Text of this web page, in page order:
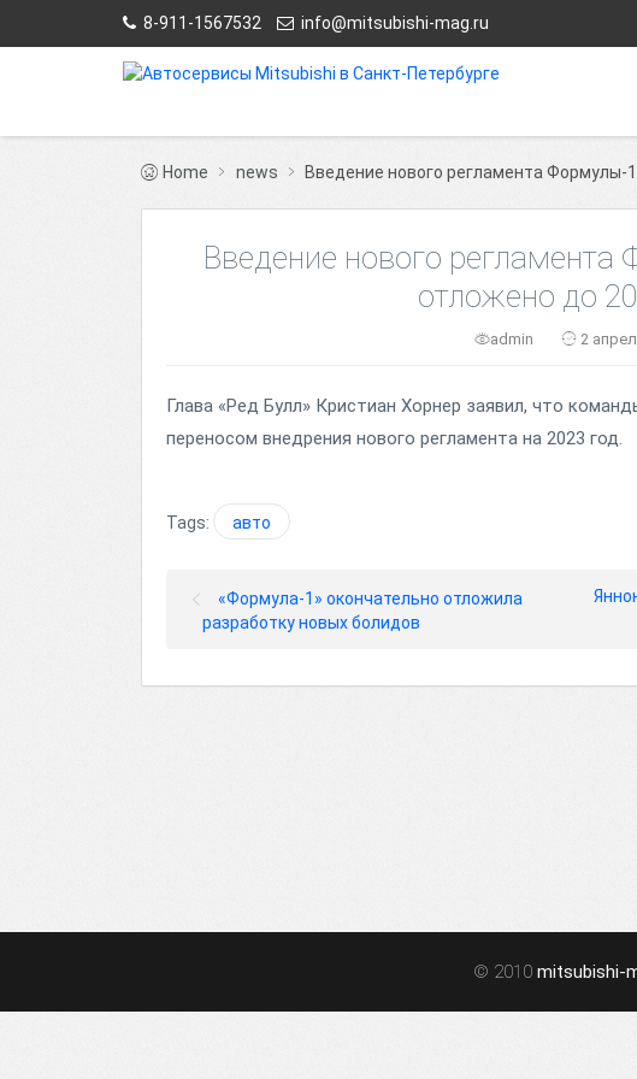
8-911-1567532 info@mitsubishi-mag.ru
Home news Введение нового регламента
Введение нового
отложено до
admin 2
Глава «Ред Булл» Кристиан Хорнер заявил, что
переносом внедрения нового регламента на 2023 год.
Tags: авто
«Формула-1» окончательно отложила
разработку новых болидов
© 2010 mitsubishi-